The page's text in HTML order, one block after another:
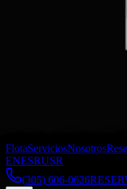
FlotaServiciosNosotros
ENESRUSR
(305) 606-0626